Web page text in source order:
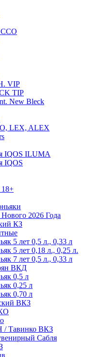
VIP
TIP
New Bleck
LEX, ALEX
IQOS ILUMA
IQOS
2026 Года
КЗ
5 лет 0,5 л., 0,33 л
5 лет 0,18 л., 0,25 л.
7 лет 0,5 л., 0,33 л
ВКД
0,5 л
0,25 л
0,70 л
ВКЗ
Тавинко ВКЗ
Сабля